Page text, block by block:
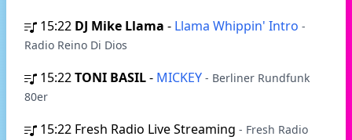
15:22 DJ Mike Llama - Llama Whippin' Intro -
Radio Reino Di Dios
15:22TONI BASIL- MICKEY - Berliner Rundfunk
80er
15:22 Fresh Radio Live Streaming - Fresh Radio